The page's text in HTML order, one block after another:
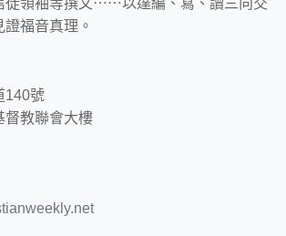
徒領袖等撰文⋯⋯以達編、寫、讀三向交
福音真理。
140號
聯會大樓